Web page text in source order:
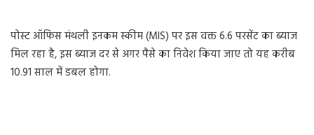
पोस्ट ऑफिस मंथली इनकम स्कीम (MIS) पर इस वक्त 6.6 परसेंट का ब्याज
मिल रहा है, इस ब्याज दर से अगर पैसे का निवेश किया जाए तो यह करीब
10.91 साल में डबल होगा.